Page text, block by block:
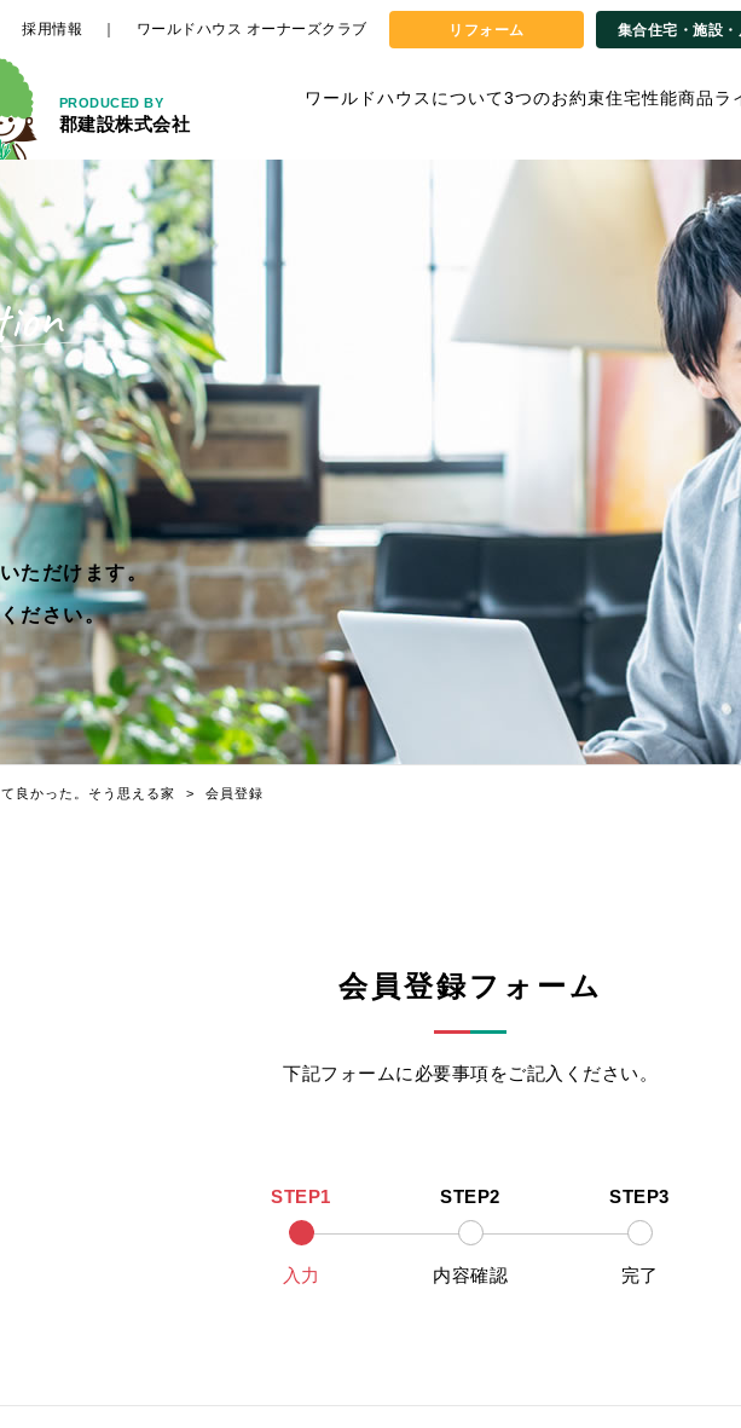
PRODUCED BY
郡建設株式会社
ワールドハウスについて3つのお約束住宅性能商品ラ
採用情報 ワールドハウス オーナーズクラブ リフォーム 集合住宅・施設
ただけます。
ださい。
良かった。そう思える家 会員登録
会員登録フォーム
下記フォームに必要事項をご記入ください。
STEP1
入力
STEP2
内容確認
STEP3
完了